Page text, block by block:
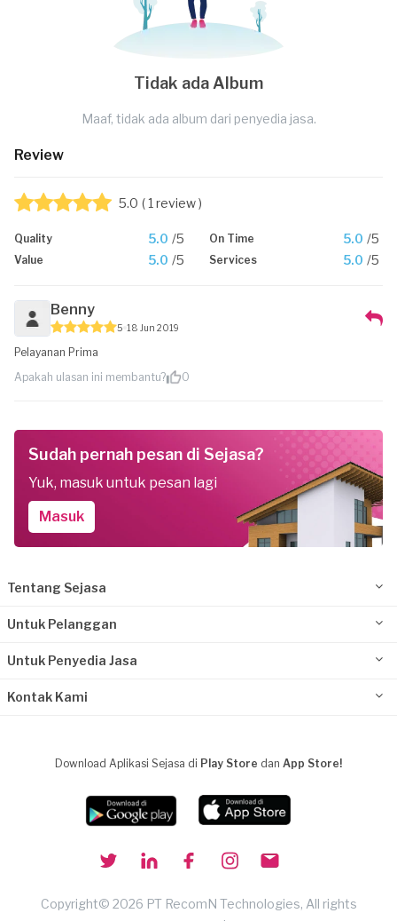
Tidak ada Album
Maaf, tidak ada album dari penyedia jasa.
Review
5.0 ( 1 review )
Quality 5.0 /5 On Time 5.0 /5
Value 5.0 /5 Services 5.0 /5
Benny
5 18 Jun 2019
Pelayanan Prima
Apakah ulasan ini membantu?
0
Sudah pernah pesan di Sejasa?
Yuk, masuk untuk pesan lagi
Masuk
Tentang Sejasa
Untuk Pelanggan
Untuk Penyedia Jasa
Kontak Kami
Download Aplikasi Sejasa di Play Store dan App Store!
Copyright© 2026 PT RecomN Technologies, All rights